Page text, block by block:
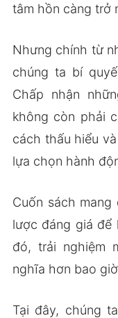
tâm hồn càng trở
Nhưng chính từ
chúng ta bí
Chấp nhận
không còn phải
cách thấu hiểu
lựa chọn hành
Cuốn sách
lược đáng giá để
đó, trải nghiệm
nghĩa hơn bao
Tại đây, chúng